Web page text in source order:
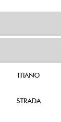
TITANO
STRADA